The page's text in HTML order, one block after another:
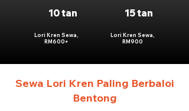
10 tan
Lori Kren Sewa,
RM600+
15 tan
Lori Kren Sewa,
RM900
Sewa Lori Kren Paling Berbaloi
Bentong